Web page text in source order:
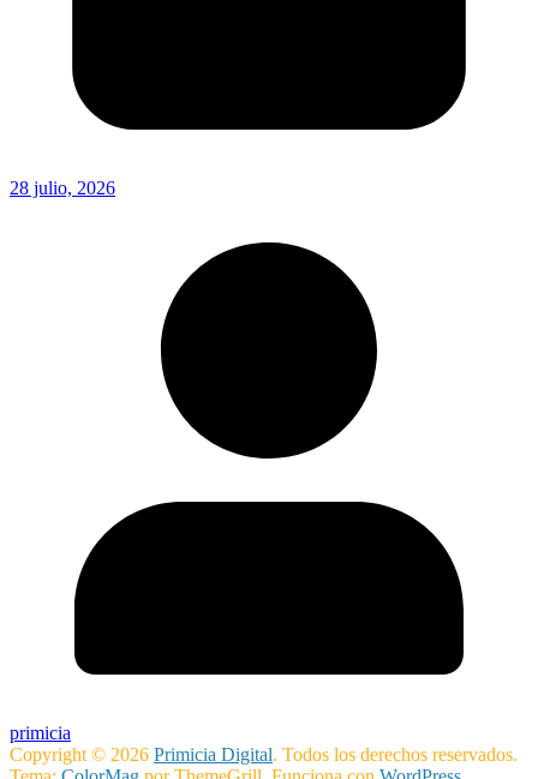
28 julio, 2026
primicia
Copyright © 2026 Primicia Digital. Todos los derechos reservados.